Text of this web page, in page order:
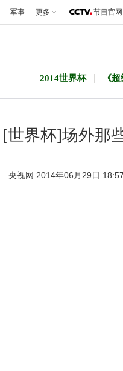
军事 更多 节目官网
2014世界杯 《
[世界杯]场外那
央视网 2014年06月29日